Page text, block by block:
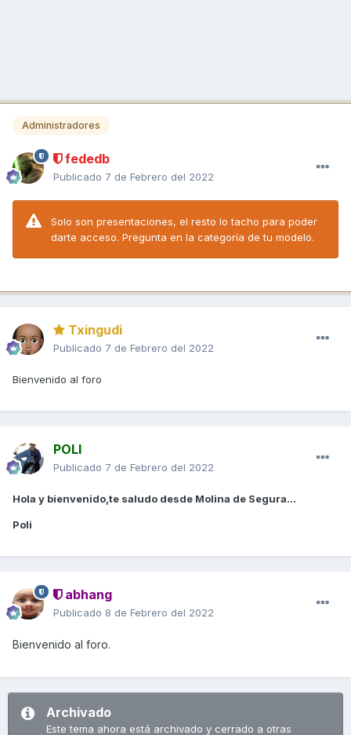
Administradores
fededb
Publicado 7 de Febrero del 2022
Solo son presentaciones, el resto lo tacho para poder
darte acceso. Pregunta en la categoría de tu modelo.
Txingudi
Publicado 7 de Febrero del 2022
Bienvenido al foro
POLI
Publicado 7 de Febrero del 2022
Hola y bienvenido,te saludo desde Molina de Segura...
Poli
abhang
Publicado 8 de Febrero del 2022
Bienvenido al foro.
Archivado
Este tema ahora está archivado y cerrado a otras